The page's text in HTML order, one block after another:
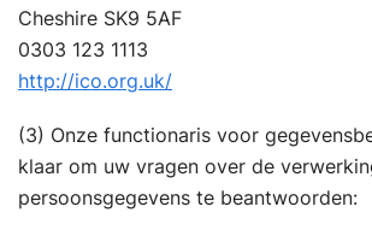
Cheshire SK9 5AF
0303 123 1113
http://ico.org.uk/
(3) Onze functionaris voor
klaar om uw vragen over de
persoonsgegevens te beantwoorden: